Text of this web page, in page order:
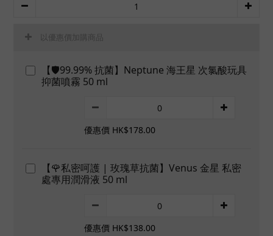
以優惠價加購商品
【🛡️99.99% 抗菌】Neptune 海王星 次氯酸玩具
抑菌噴霧 50 ml
優惠價 HK$178.00
【🌹私密呵護 | 玫瑰草抗菌】Venus 金星 私密
處專用潤滑液 50 ml
優惠價 HK$138.00